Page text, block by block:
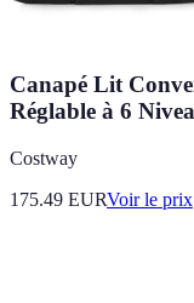
Canapé Lit
Réglable à 6
Costway
175.49 EURVoir le prix